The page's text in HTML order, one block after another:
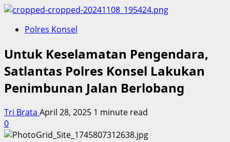
Polres Konsel
Untuk Keselamatan Pengendara,
Satlantas Polres Konsel Lakukan
Penimbunan Jalan Berlobang
Tri Brata April 28, 2025 1 minute read
0